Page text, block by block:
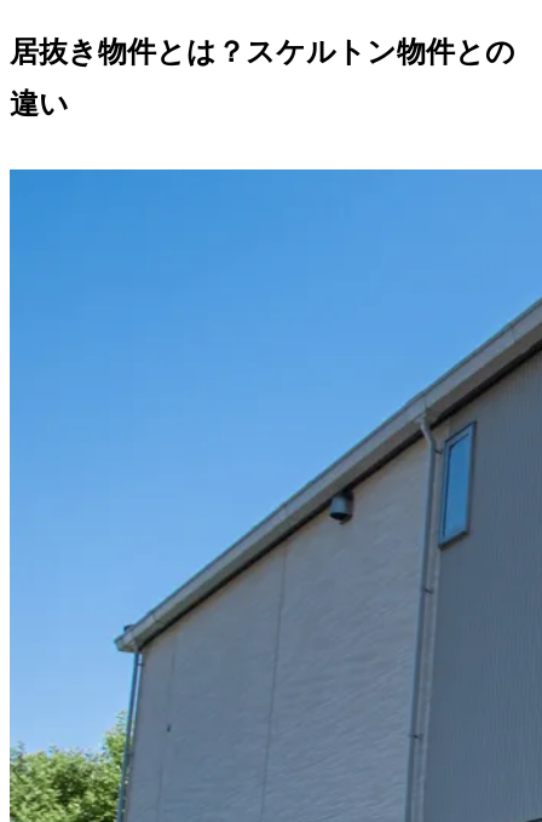
居抜き物件とは？スケルトン物件との
違い